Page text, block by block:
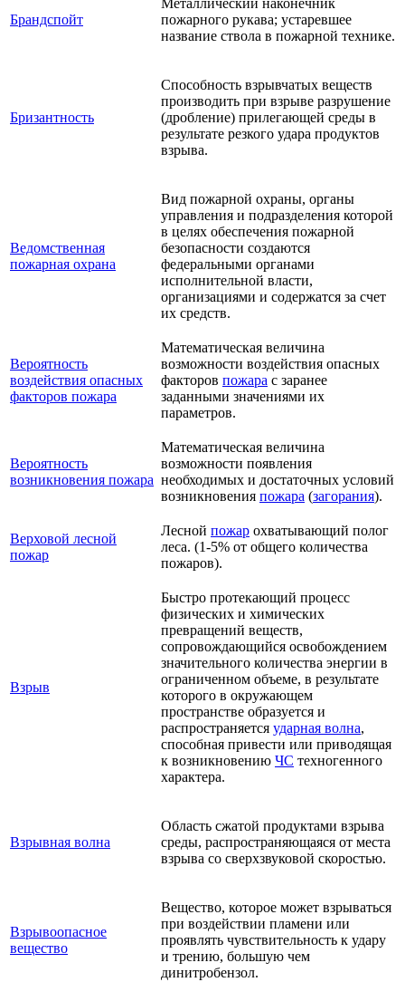
Брандспойт
Металлический наконечник
пожарного рукава; устаревшее
название ствола в пожарной технике.
Бризантность
Способность взрывчатых веществ
производить при взрыве разрушение
(дробление) прилегающей среды в
результате резкого удара продуктов
взрыва.
Ведомственная
пожарная охрана
Вид пожарной охраны, органы
управления и подразделения которой
в целях обеспечения пожарной
безопасности создаются
федеральными органами
исполнительной власти,
организациями и содержатся за счет
их средств.
Вероятность
воздействия опасных
факторов пожара
Математическая величина
возможности воздействия опасных
факторов пожара с заранее
заданными значениями их
параметров.
Вероятность
возникновения пожара
Математическая величина
возможности появления
необходимых и достаточных условий
возникновения пожара (загорания).
Верховой лесной
пожар
Лесной пожар охватывающий полог
леса. (1-5% от общего количества
пожаров).
Взрыв
Быстро протекающий процесс
физических и химических
превращений веществ,
сопровождающийся освобождением
значительного количества энергии в
ограниченном объеме, в результате
которого в окружающем
пространстве образуется и
распространяется ударная волна,
способная привести или приводящая
к возникновению ЧС техногенного
характера.
Взрывная волна
Область сжатой продуктами взрыва
среды, распространяющаяся от места
взрыва со сверхзвуковой скоростью.
Взрывоопасное
вещество
Вещество, которое может взрываться
при воздействии пламени или
проявлять чувствительность к удару
и трению, большую чем
динитробензол.